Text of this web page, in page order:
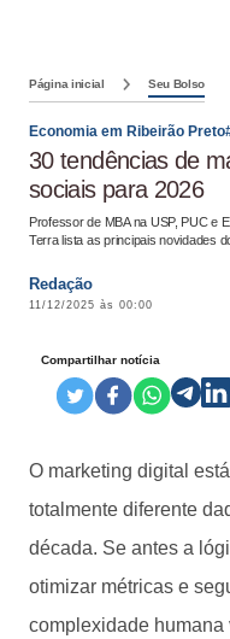
Página inicial Seu Bolso
Economia em Ribeirão
30 tendências de
sociais para 2026
Professor de MBA na USP, PUC e
Terra lista as principais novidades
Redação
11/12/2025 às 00:00
Compartilhar notícia
O marketing digital
totalmente diferente
década. Se antes a
otimizar métricas e
complexidade humana